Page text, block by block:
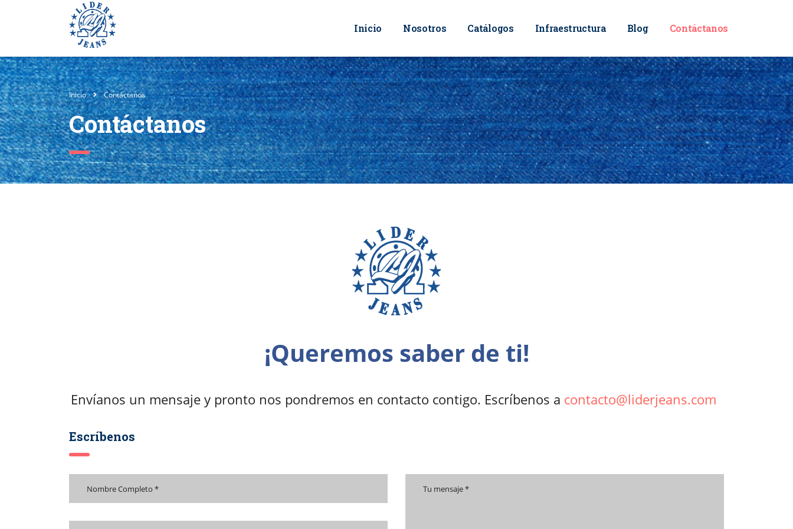
Inicio Nosotros Catálogos Infraestructura Blog Contáctanos
Inicio Contáctanos
Contáctanos
¡Queremos saber de ti!
Envíanos un mensaje y pronto nos pondremos en contacto contigo. Escríbenos a contacto@liderjeans.com
Escríbenos